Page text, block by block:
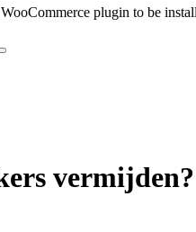
plugin to be